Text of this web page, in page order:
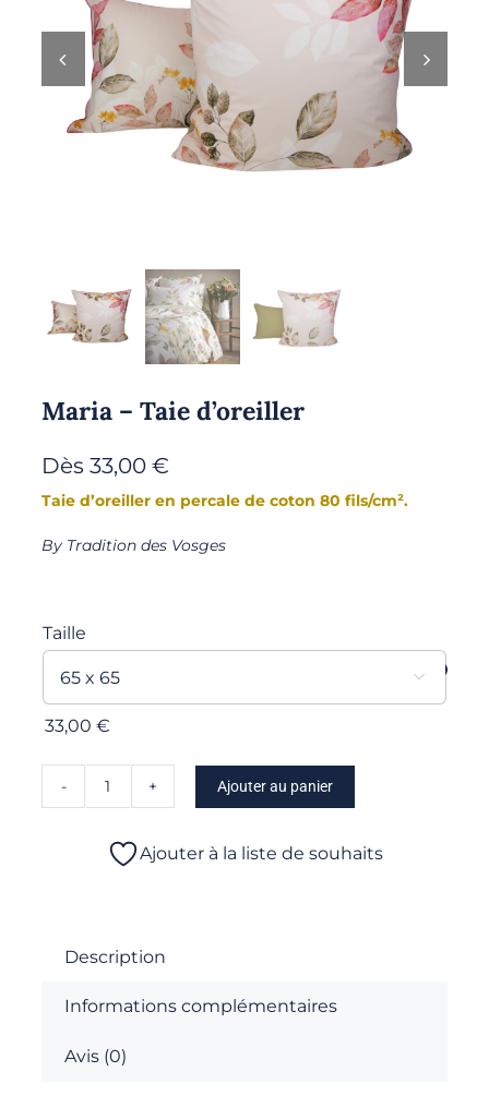
Maria – Taie d’oreiller
Dès 33,00 €
Taie d’oreiller en percale de coton 80 fils/cm².
By Tradition des Vosges
Taille

33,00 €
quantité
Maria
Ajouter au panier
Ajouter à la liste de souhaits
Description
Informations complémentaires
Avis (0)